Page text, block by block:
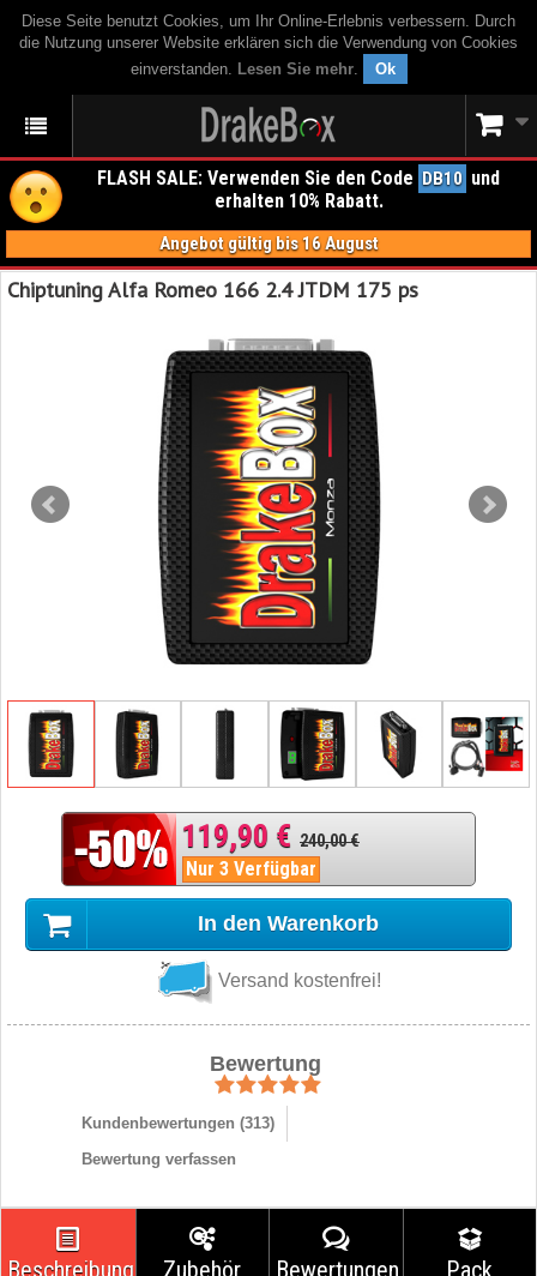
Diese Seite benutzt Cookies, um Ihr Online-Erlebnis verbessern. Durch
die Nutzung unserer Website erklären sich die Verwendung von Cookies
einverstanden. Lesen Sie mehr. Ok
FLASH SALE: Verwenden Sie den Code DB10 und
erhalten 10% Rabatt.
Angebot gültig bis 16 August
Chiptuning Alfa Romeo 166 2.4 JTDM 175 ps
119,90 € 240,00 €
Nur 3 Verfügbar
In den Warenkorb
Versand kostenfrei!
Bewertung
Kundenbewertungen (313)
Bewertung verfassen
Beschreibung Zubehör Bewertungen Pack